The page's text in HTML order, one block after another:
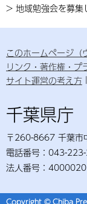
> 地域勉強会を募集
このホームページ（
リンク・著作権・プ
サイト運営の考え方
千葉県庁
〒260-8667 千葉市
電話番号：043-
法人番号：
Copyright © Chiba